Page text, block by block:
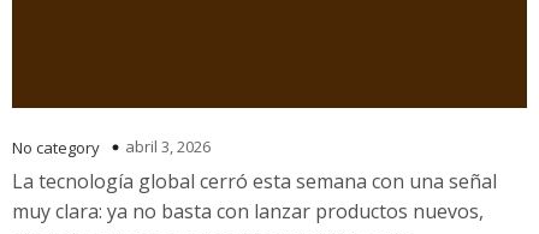
No category abril 3, 2026
La tecnología global cerró esta semana con una señal
muy clara: ya no basta con lanzar productos nuevos,